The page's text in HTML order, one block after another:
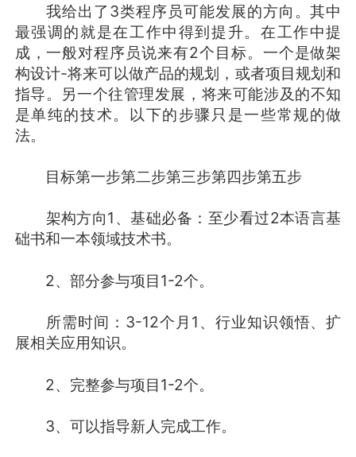
我给出了3类程序员可能发展的方向。其中
最强调的就是在工作中得到提升。在工作中提
成，一般对程序员说来有2个目标。一个是做架
构设计-将来可以做产品的规划，或者项目规划和
指导。另一个往管理发展，将来可能涉及的不知
是单纯的技术。以下的步骤只是一些常规的做
法。
目标第一步第二步第三步第四步第五步
架构方向1、基础必备：至少看过2本语言基
础书和一本领域技术书。
2、部分参与项目1-2个。
所需时间：3-12个月1、行业知识领悟、扩
展相关应用知识。
2、完整参与项目1-2个。
3、可以指导新人完成工作。